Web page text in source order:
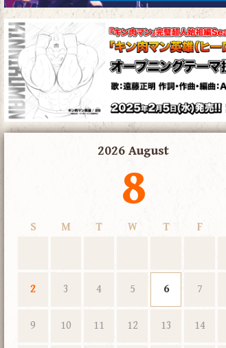
2026 August
8
S M T W T F
2 3 4 5 6 7
9 10 11 12 13 14